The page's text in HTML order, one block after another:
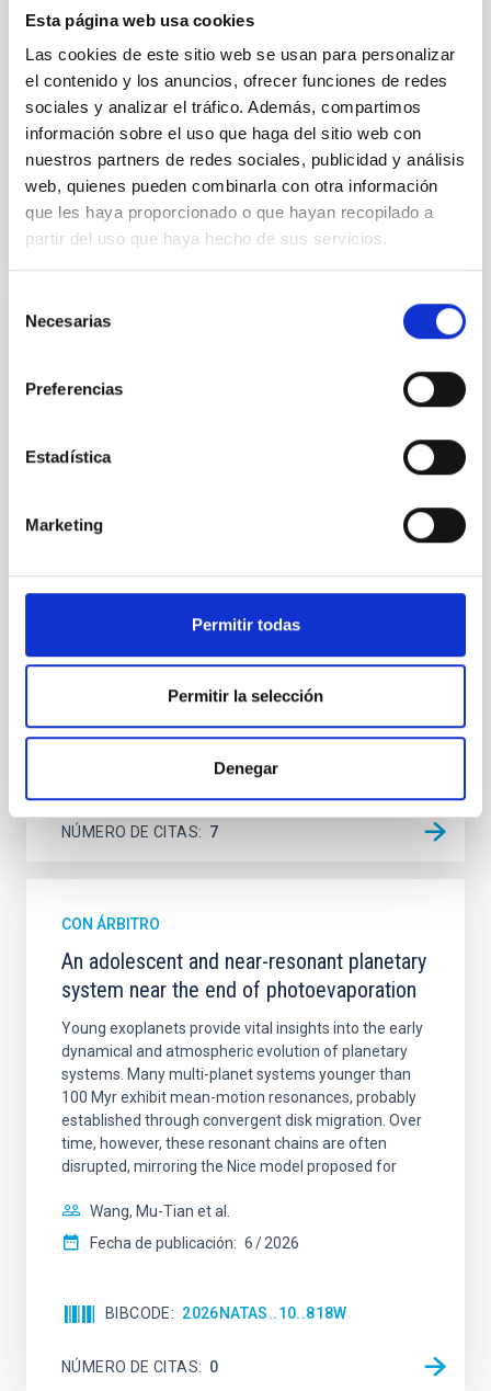
Esta página web usa cookies
Las cookies de este sitio web se usan para personalizar
el contenido y los anuncios, ofrecer funciones de redes
sociales y analizar el tráfico. Además, compartimos
información sobre el uso que haga del sitio web con
nuestros partners de redes sociales, publicidad y análisis
web, quienes pueden combinarla con otra información
que les haya proporcionado o que hayan recopilado a
partir del uso que haya hecho de sus servicios.
Necesarias
Preferencias
Estadística
Marketing
Permitir todas
Permitir la selección
Denegar
their angular momentum vectors appear random
Yin, Sean et al.
Fecha de publicación:
5 2026
BIBCODE 2026APJ..1003...83Y
NÚMERO DE CITAS 0
CON ÁRBITRO
Clues to inside-out quenching in quiescent
galaxies at 1.2 ≲ z ≲ 2.2: Age, Fe-, and
SUSPENSE
quiescent galaxies at cosmic noon provide powerful
insights into star-formation quenching and stellar
spectroscopy is needed to break the age-metallicity
Fecha de publicación: 6 2026
2026A&A...710A.158C
NÚMERO DE CITAS 7
CON ÁRBITRO
An adolescent and near-resonant planetary
system near the end of photoevaporation
Young exoplanets provide vital insights into the early
dynamical and atmospheric evolution of planetary
systems. Many multi-planet systems younger than
100 Myr exhibit mean-motion resonances, probably
established through convergent disk migration. Over
time, however, these resonant chains are often
disrupted, mirroring the Nice model proposed for
Wang, Mu-Tian et al.
Fecha de publicación: 6 2026
BIBCODE 2026NATAS..10..818W
NÚMERO DE CITAS 0